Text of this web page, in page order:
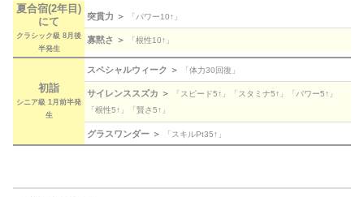
夏合宿(2年目)
にて
クラシック級 8月後
半発生
突貫力 ＞ 「パワー10↑」
寡黙さ ＞ 「根性10↑」
初詣
シニア級 1月前半発
生
スペシャルウィーク ＞ 「体力30回復」
サイレンススズカ ＞
「スピード5↑」「スタミナ5↑」「パワー5↑」
「根性5↑」「賢さ5↑」
グラスワンダー ＞ 「スキルPt35↑」